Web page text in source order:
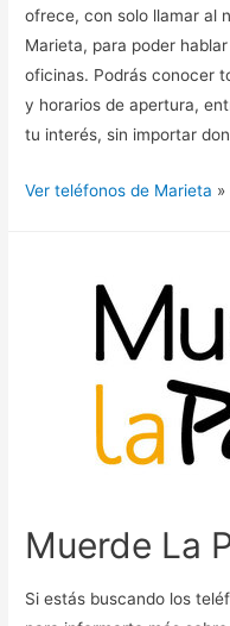
ofrece, con solo llamar al
Marieta, para poder
oficinas. Podrás conocer
y horarios de apertura,
tu interés, sin importar
Ver teléfonos de Marieta »
Muerde La
Si estás buscando los